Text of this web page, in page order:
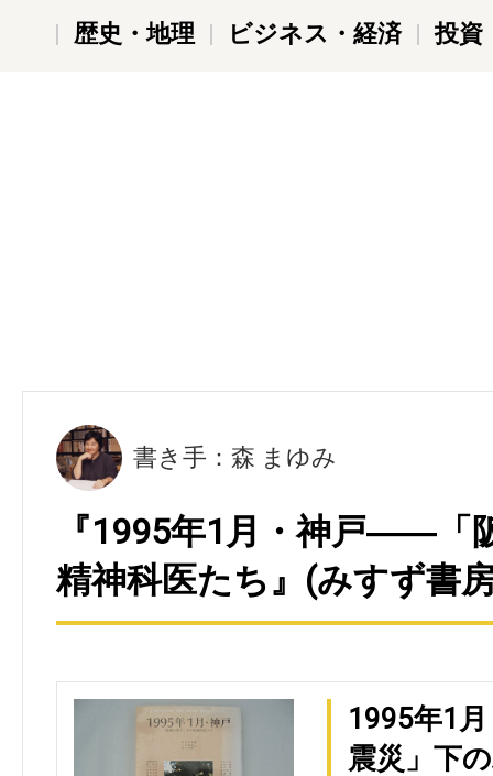
歴史・地理
ビジネス・経済 投資
書き手：森 まゆみ
『1995年1月・神戸――「
精神科医たち』(みすず書
1995年1
震災」下